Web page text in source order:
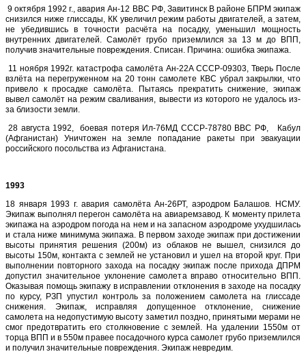
9 октября 1992 г., авария Ан-12 ВВС РФ, Завитинск В районе БПРМ экипаж
снизился ниже глиссады, КК увеличил режим работы двигателей, а затем,
не убедившись в точности расчёта на посадку, уменьшил мощность
внутренних двигателей. Самолёт грубо приземлился за 13 м до ВПП,
получив значительные повреждения. Списан. Причина: ошибка экипажа.
11 ноября 1992г. катастрофа самолёта Ан-22А CCCP-09303, Тверь После
взлёта на перегруженном на 20 тонн самолете КВС убрал закрылки, что
привело к просадке самолёта. Пытаясь прекратить снижение, экипаж
вывел самолёт на режим сваливания, вывести из которого не удалось из-
за близости земли.
28 августа 1992, боевая потеря Ил-76МД СССР-78780 ВВС РФ, Кабул
(Афганистан) Уничтожен на земле попадание ракеты при эвакуации
российского посольства из Афганистана.
1993
18 января 1993 г. авария самолёта Ан-26РТ, аэродром Балашов. НСМУ.
Экипаж выполнял перегон самолёта на авиаремзавод. К моменту прилета
экипажа на аэродром погода на нем и на запасном аэродроме ухудшилась
и стала ниже минимума экипажа. В первом заходе экипаж при достижении
высоты принятия решения (200м) из облаков не вышел, снизился до
высоты 150м, контакта с землей не установил и ушел на второй круг. При
выполнении повторного захода на посадку экипаж после прихода ДПРМ
допустил значительное уклонение самолета вправо относительно ВПП.
Оказывая помощь экипажу в исправлении отклонения в заходе на посадку
по курсу, РЗП упустил контроль за положением самолета на глиссаде
снижения. Экипаж, исправляя допущенное отклонение, снижение
самолета на недопустимую высоту заметил поздно, принятыми мерами не
смог предотвратить его столкновение с землей. На удалении 1550м от
торца ВПП и в 550м правее посадочного курса самолет грубо приземлился
и получил значительные повреждения. Экипаж невредим.